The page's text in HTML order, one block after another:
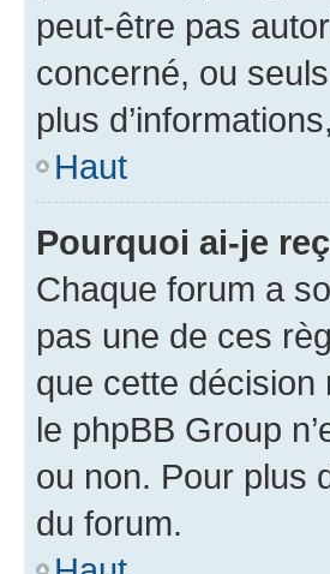
peut-être pas
concerné, ou
plus
Haut
Pourquoi ai-je
Chaque forum a
pas une de ces
que cette décision
le phpBB Group
ou non. Pour plus
du forum.